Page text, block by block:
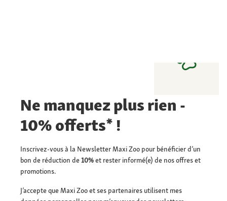
Ne manquez plus rien -
10% offerts* !
Inscrivez-vous à la Newsletter Maxi Zoo pour bénéficier d’un
bon de réduction de10%et rester informé(e) de nos offres et
promotions.
J’accepte que Maxi Zoo et ses partenaires utilisent mes